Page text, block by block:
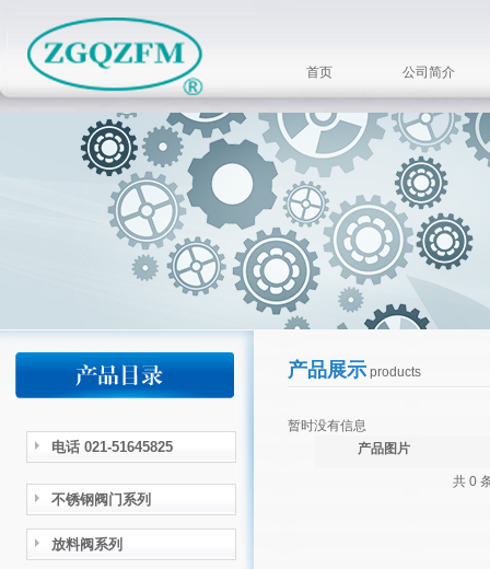
首页 公司简介
电话 021-51645825
不锈钢阀门系列
放料阀系列
产品展示products
暂时没有信息
产品图片
共 0